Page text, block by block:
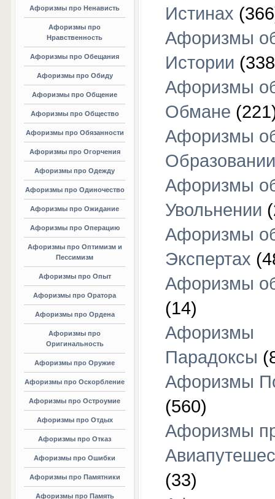
Афоризмы про Ненависть
Афоризмы про
Нравственность
Афоризмы про Обещания
Афоризмы про Обиду
Афоризмы про Общение
Афоризмы про Общество
Афоризмы про Обязанности
Афоризмы про Огорчения
Афоризмы про Одежду
Афоризмы про Одиночество
Афоризмы про Ожидание
Афоризмы про Операцию
Афоризмы про Оптимизм и
Пессимизм
Афоризмы про Опыт
Афоризмы про Оратора
Афоризмы про Ордена
Афоризмы про
Оригинальность
Афоризмы про Оружие
Афоризмы про Оскорбление
Афоризмы про Остроумие
Афоризмы про Отдых
Афоризмы про Отказ
Афоризмы про Ошибки
Афоризмы про Памятники
Афоризмы про Память
Истинах
Афоризмы
Истории
Афоризмы
Обмане
Афоризмы
Образовании
Афоризмы
Увольнении
Афоризмы
Экспертах
Афоризмы
(14)
Афоризмы
Парадоксы
Афоризмы
(560)
Афоризмы
(33)